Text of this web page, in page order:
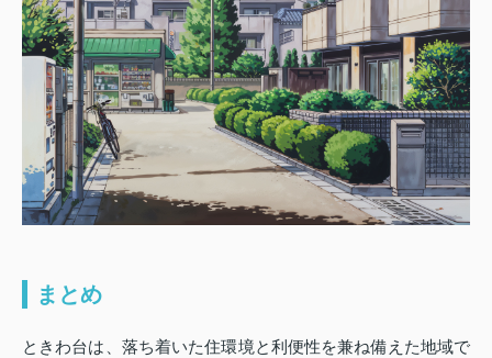
まとめ
ときわ台は、落ち着いた住環境と利便性を兼ね備えた地域で